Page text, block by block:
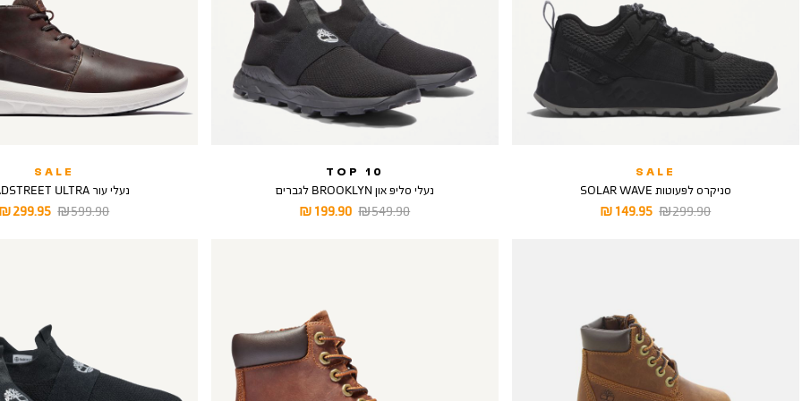
SALE
סניקרס לפעוטות SOLAR WAVE
מחיר
149.95 ₪
מחיר
299.90 ₪
TOP 10
נעלי סליפ און BROOKLYN לגברים
מחיר
199.90 ₪
מחיר
549.90 ₪
SALE
נעלי עור BRADSTREET ULTRA
מחיר
299.95 ₪
מחיר
599.90 ₪